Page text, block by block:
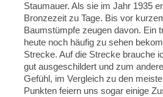
Staumauer. Als sie im Jahr 1935
Bronzezeit zu Tage. Bis vor
Baumstümpfe zeugen davon. Ein
heute noch häufig zu sehen
Strecke. Auf die Strecke brauche
gut ausgeschildert und zum
Gefühl, im Vergleich zu den
Punkten feiern uns sogar einige